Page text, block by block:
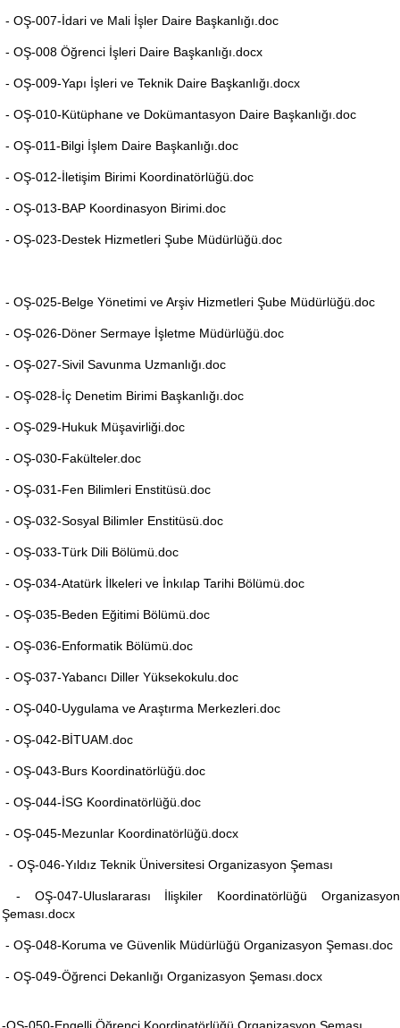
- OŞ-007-İdari ve Mali İşler Daire Başkanlığı.doc
- OŞ-008 Öğrenci İşleri Daire Başkanlığı.docx
- OŞ-009-Yapı İşleri ve Teknik Daire Başkanlığı.docx
- OŞ-010-Kütüphane ve Dokümantasyon Daire Başkanlığı.doc
- OŞ-011-Bilgi İşlem Daire Başkanlığı.doc
- OŞ-012-İletişim Birimi Koordinatörlüğü.doc
- OŞ-013-BAP Koordinasyon Birimi.doc
- OŞ-023-Destek Hizmetleri Şube Müdürlüğü.doc
- OŞ-025-Belge Yönetimi ve Arşiv Hizmetleri Şube Müdürlüğü.doc
- OŞ-026-Döner Sermaye İşletme Müdürlüğü.doc
- OŞ-027-Sivil Savunma Uzmanlığı.doc
- OŞ-028-İç Denetim Birimi Başkanlığı.doc
- OŞ-029-Hukuk Müşavirliği.doc
- OŞ-030-Fakülteler.doc
- OŞ-031-Fen Bilimleri Enstitüsü.doc
- OŞ-032-Sosyal Bilimler Enstitüsü.doc
- OŞ-033-Türk Dili Bölümü.doc
- OŞ-034-Atatürk İlkeleri ve İnkılap Tarihi Bölümü.doc
- OŞ-035-Beden Eğitimi Bölümü.doc
- OŞ-036-Enformatik Bölümü.doc
- OŞ-037-Yabancı Diller Yüksekokulu.doc
- OŞ-040-Uygulama ve Araştırma Merkezleri.doc
- OŞ-042-BİTUAM.doc
- OŞ-043-Burs Koordinatörlüğü.doc
- OŞ-044-İSG Koordinatörlüğü.doc
- OŞ-045-Mezunlar Koordinatörlüğü.docx
- OŞ-046-Yıldız Teknik Üniversitesi Organizasyon Şeması
- OŞ-047-Uluslararası İlişkiler Koordinatörlüğü Organizasyon
Şeması.docx
- OŞ-048-Koruma ve Güvenlik Müdürlüğü Organizasyon Şeması.doc
- OŞ-049-Öğrenci Dekanlığı Organizasyon Şeması.docx